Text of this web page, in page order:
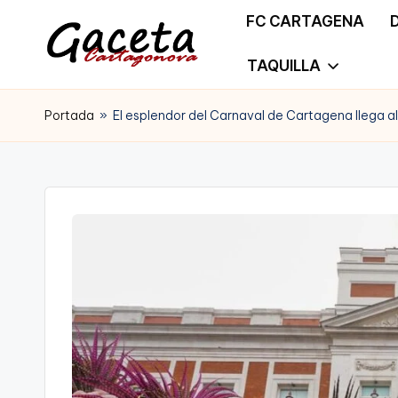
Saltar
al
G
a
e
Gaceta
Cartagonova,
informa
FC CARTAGENA
TAQUILLA
Portada » El esplendor del Carnaval de Cartagena llega